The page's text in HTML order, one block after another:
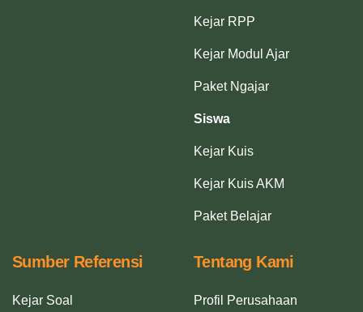
Kejar RPP
Kejar Modul Ajar
Paket Ngajar
Siswa
Kejar Kuis
Kejar Kuis AKM
Paket Belajar
Sumber Referensi
Kejar Soal
Tentang Kami
Profil Perusahaan